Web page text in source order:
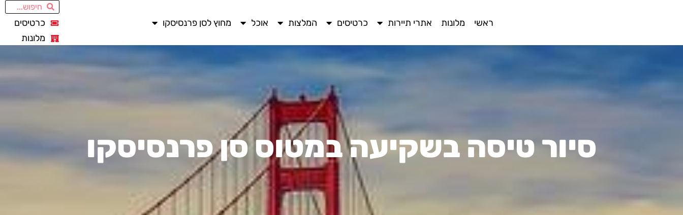
ראשי מלונות אתרי תיירות כרטיסים המלצות אוכל מחוץ לסן פרנסיסקו
כרטיסים
מלונות
סיור טיסה בשקיעה במטוס סן פרנסיסקו